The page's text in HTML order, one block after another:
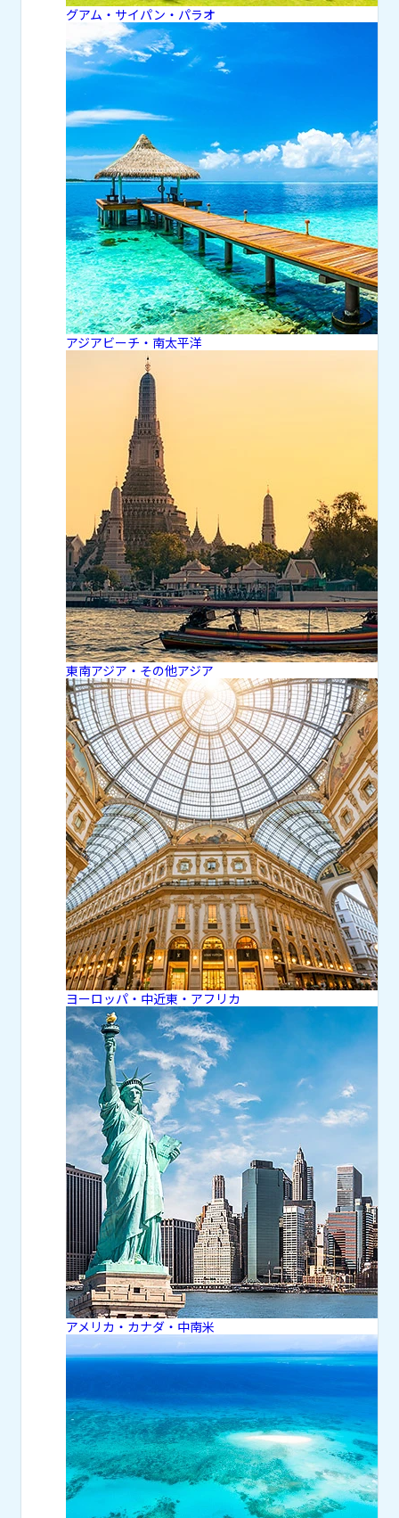
グアム・サイパン・パラオ
アジアビーチ・南太平洋
東南アジア・その他アジア
ヨーロッパ・中近東・アフリカ
アメリカ・カナダ・中南米